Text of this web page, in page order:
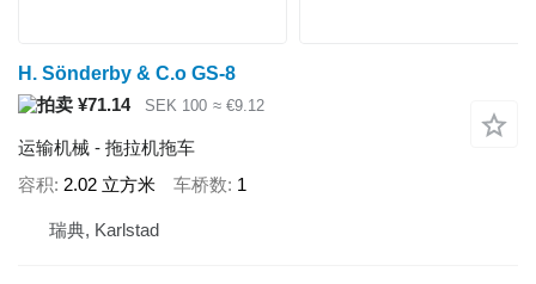
H. Sönderby & C.o GS-8
¥71.14
SEK 100 ≈ €9.12
运输机械 - 拖拉机拖车
容积 2.02 立方米 车桥数 1
瑞典, Karlstad